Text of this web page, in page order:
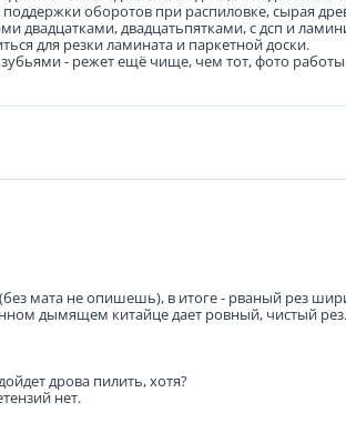
поддержки оборотов при распиловке, сырая
двадцатками, двадцатьпятками, с дсп и
для резки ламината и паркетной доски.
зубьями - режет ещё чище, чем тот, фото
мата не опишешь), в итоге - рваный рез
дымящем китайце дает ровный, чистый рез.
дрова пилить, хотя?
нет.